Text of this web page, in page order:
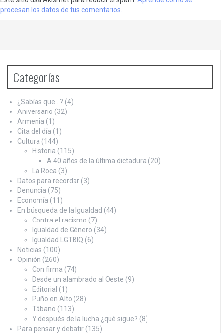
procesan los datos de tus comentarios.
Categorías
¿Sabías que…? (4)
Aniversario (32)
Armenia (1)
Cita del día (1)
Cultura (144)
Historia (115)
A 40 años de la última dictadura (20)
La Roca (3)
Datos para recordar (3)
Denuncia (75)
Economía (11)
En búsqueda de la Igualdad (44)
Contra el racismo (7)
Igualdad de Género (34)
Igualdad LGTBIQ (6)
Noticias (100)
Opinión (260)
Con firma (74)
Desde un alambrado al Oeste (9)
Editorial (1)
Puño en Alto (28)
Tábano (113)
Y después de la lucha ¿qué sigue? (8)
Para pensar y debatir (135)